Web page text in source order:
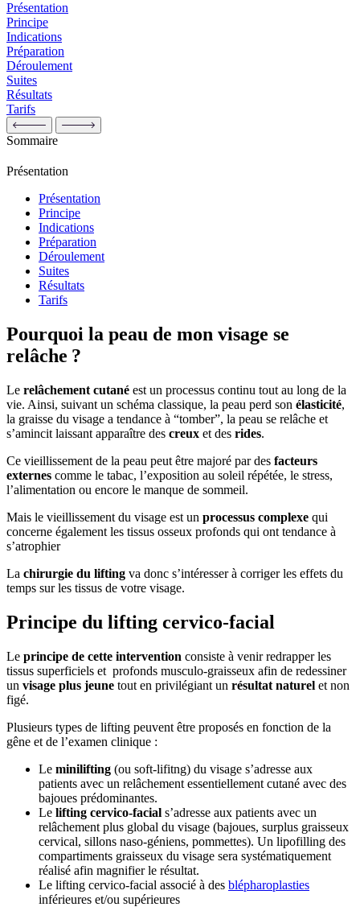
Présentation
Principe
Indications
Préparation
Déroulement
Suites
Résultats
Tarifs
Sommaire
Présentation
Présentation
Principe
Indications
Préparation
Déroulement
Suites
Résultats
Tarifs
Pourquoi la peau de mon visage se
relâche ?
Le relâchement cutané est un processus continu tout au long de la
vie. Ainsi, suivant un schéma classique, la peau perd son élasticité,
la graisse du visage a tendance à “tomber”, la peau se relâche et
s’amincit laissant apparaître des creux et des rides.
Ce vieillissement de la peau peut être majoré par des facteurs
externes comme le tabac, l’exposition au soleil répétée, le stress,
l’alimentation ou encore le manque de sommeil.
Mais le vieillissement du visage est un processus complexe qui
concerne également les tissus osseux profonds qui ont tendance à
s’atrophier
La chirurgie du lifting va donc s’intéresser à corriger les effets du
temps sur les tissus de votre visage.
Principe du lifting cervico-facial
Le principe de cette intervention consiste à venir redrapper les
tissus superficiels et profonds musculo-graisseux afin de redessiner
un visage plus jeune tout en privilégiant un résultat naturel et non
figé.
Plusieurs types de lifting peuvent être proposés en fonction de la
gêne et de l’examen clinique :
Le minilifting (ou soft-lifitng) du visage s’adresse aux
patients avec un relâchement essentiellement cutané avec des
bajoues prédominantes.
Le lifting cervico-facial s’adresse aux patients avec un
relâchement plus global du visage (bajoues, surplus graisseux
cervical, sillons naso-géniens, pommettes). Un lipofilling des
compartiments graisseux du visage sera systématiquement
réalisé afin magnifier le résultat.
Le lifting cervico-facial associé à des blépharoplasties
inférieures et/ou supérieures